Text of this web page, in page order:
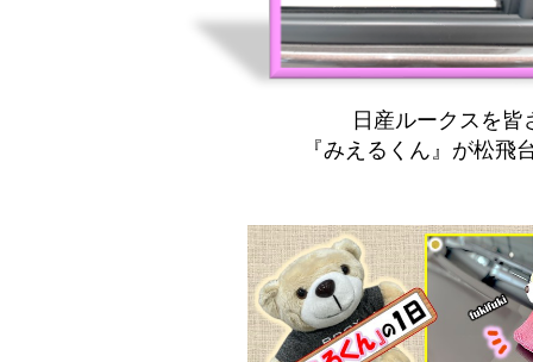
日産ルークスを
『みえるくん』が松